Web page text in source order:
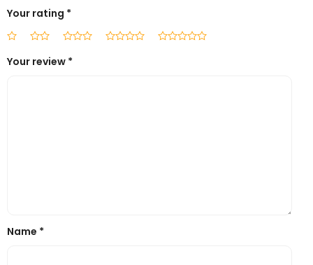
Your rating *
Your review *
Name *